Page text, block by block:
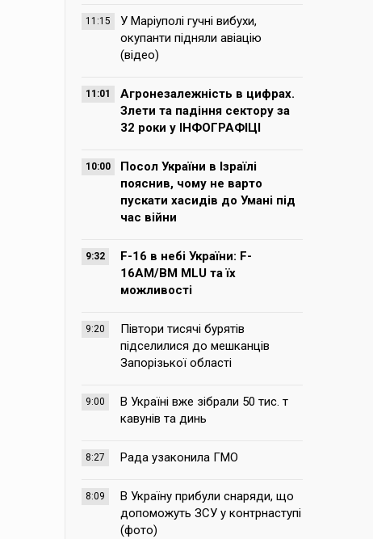
11:15
У Маріуполі гучні вибухи,
окупанти підняли авіацію
(відео)
11:01
Агронезалежність в цифрах.
Злети та падіння сектору за
32 роки у ІНФОГРАФІЦІ
10:00
Посол України в Ізраїлі
пояснив, чому не варто
пускати хасидів до Умані під
час війни
9:32
F-16 в небі України: F-
16AM/BM MLU та їх
можливості
9:20
Півтори тисячі бурятів
підселилися до мешканців
Запорізької області
9:00
В Україні вже зібрали 50 тис. т
кавунів та динь
8:27 Рада узаконила ГМО
8:09
В Україну прибули снаряди, що
допоможуть ЗСУ у контрнаступі
(фото)